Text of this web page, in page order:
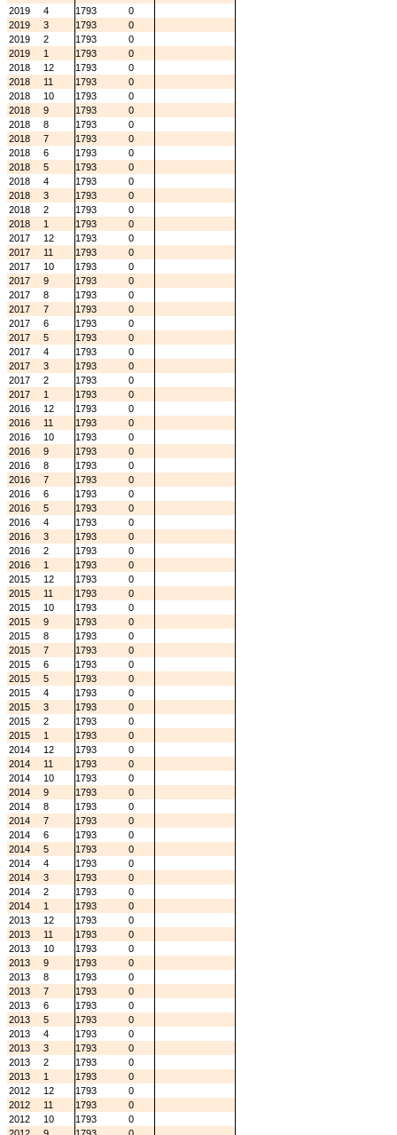
2019
4 1793
0
2019
3 1793
0
2019
2 1793
0
2019
1 1793
0
2018
12 1793
0
2018
11 1793
0
2018
10 1793
0
2018
9 1793
0
2018
8 1793
0
2018
7 1793
0
2018
6 1793
0
2018
5 1793
0
2018
4 1793
0
2018
3 1793
0
2018
2 1793
0
2018
1 1793
0
2017
12 1793
0
2017
11 1793
0
2017
10 1793
0
2017
9 1793
0
2017
8 1793
0
2017
7 1793
0
2017
6 1793
0
2017
5 1793
0
2017
4 1793
0
2017
3 1793
0
2017
2 1793
0
2017
1 1793
0
2016
12 1793
0
2016
11 1793
0
2016
10 1793
0
2016
9 1793
0
2016
8 1793
0
2016
7 1793
0
2016
6 1793
0
2016
5 1793
0
2016
4 1793
0
2016
3 1793
0
2016
2 1793
0
2016
1 1793
0
2015
12 1793
0
2015
11 1793
0
2015
10 1793
0
2015
9 1793
0
2015
8 1793
0
2015
7 1793
0
2015
6 1793
0
2015
5 1793
0
2015
4 1793
0
2015
3 1793
0
2015
2 1793
0
2015
1 1793
0
2014
12 1793
0
2014
11 1793
0
2014
10 1793
0
2014
9 1793
0
2014
8 1793
0
2014
7 1793
0
2014
6 1793
0
2014
5 1793
0
2014
4 1793
0
2014
3 1793
0
2014
2 1793
0
2014
1 1793
0
2013
12 1793
0
2013
11 1793
0
2013
10 1793
0
2013
9 1793
0
2013
8 1793
0
2013
7 1793
0
2013
6 1793
0
2013
5 1793
0
2013
4 1793
0
2013
3 1793
0
2013
2 1793
0
2013
1 1793
0
2012
12 1793
0
2012
11 1793
0
2012
10 1793
0